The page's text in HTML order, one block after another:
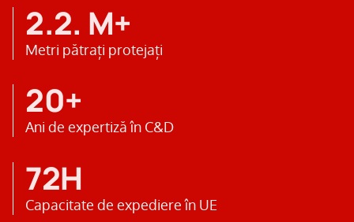
2.2. M+
Metri pătrați protejați
20+
Ani de expertiză în C&D
72H
Capacitate de expediere în UE